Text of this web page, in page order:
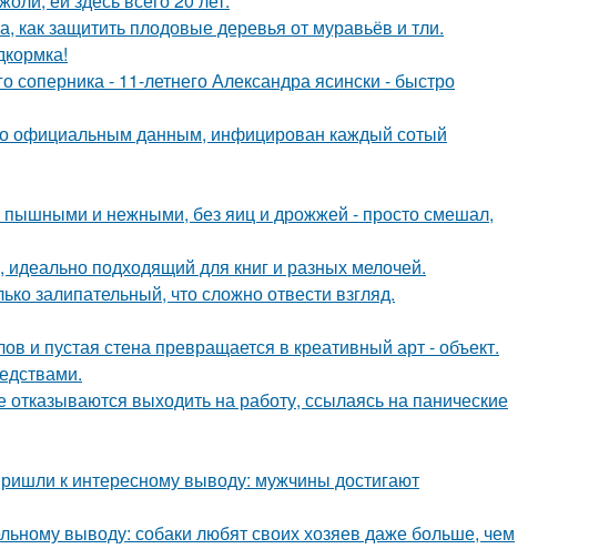
как защитить плодовые деревья от муравьёв и тли.
соперника - 11-летнего Александра ясински - быстро
официальным данным, инфицирован каждый сотый
и нежными, без яиц и дрожжей - просто смешал,
подходящий для книг и разных мелочей.
залипательный, что сложно отвести взгляд.
и пустая стена превращается в креативный арт - объект.
выходить на работу, ссылаясь на панические
к интересному выводу: мужчины достигают
выводу: собаки любят своих хозяев даже больше, чем